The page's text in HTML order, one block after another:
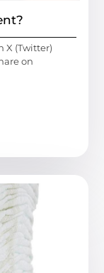
X (Twitter)
on